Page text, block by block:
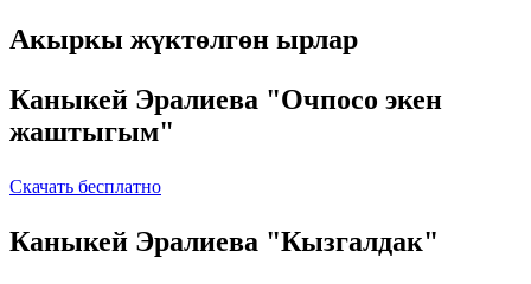
Акыркы жүктөлгөн ырлар
Каныкей Эралиева "Очпосо экен
жаштыгым"
Скачать бесплатно
Каныкей Эралиева "Кызгалдак"